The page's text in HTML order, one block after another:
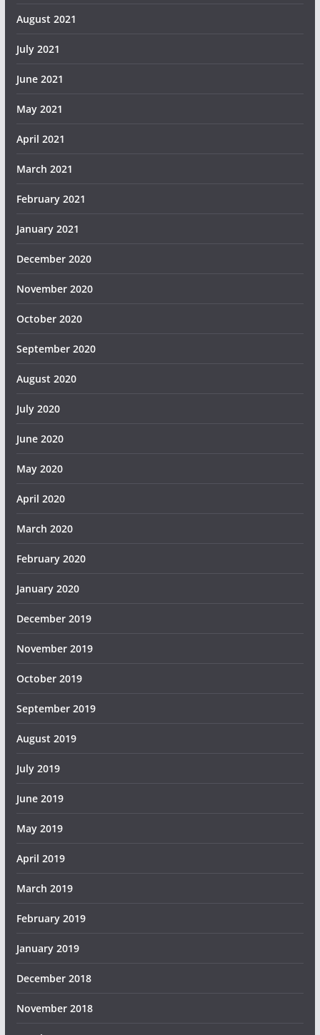
August 2021
July 2021
June 2021
May 2021
April 2021
March 2021
February 2021
January 2021
December 2020
November 2020
October 2020
September 2020
August 2020
July 2020
June 2020
May 2020
April 2020
March 2020
February 2020
January 2020
December 2019
November 2019
October 2019
September 2019
August 2019
July 2019
June 2019
May 2019
April 2019
March 2019
February 2019
January 2019
December 2018
November 2018